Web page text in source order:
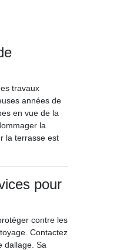
travaux
années de
en vue de la
la
la terrasse est
pour
contre les
Contactez
dallage. Sa